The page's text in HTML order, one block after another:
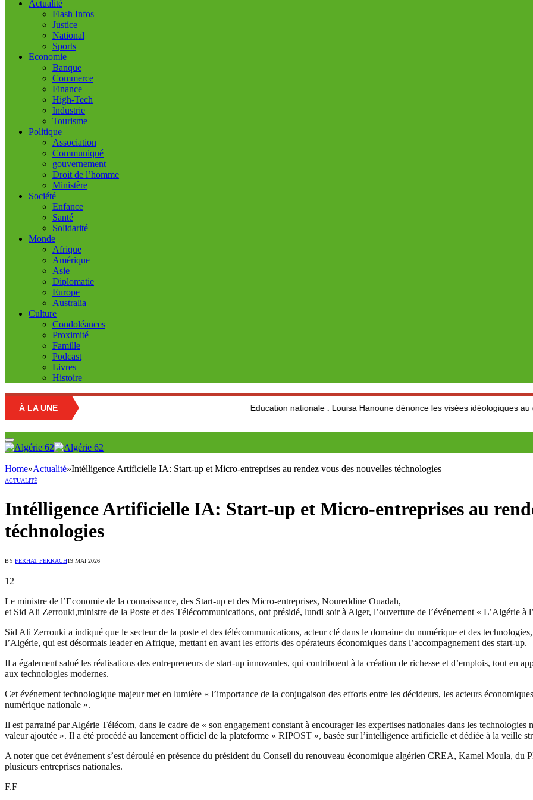
Actualité
Flash Infos
Justice
National
Sports
Economie
Banque
Commerce
Finance
High-Tech
Industrie
Tourisme
Politique
Association
Communiqué
gouvernement
Droit de l’homme
Ministère
Société
Enfance
Santé
Solidarité
Monde
Afrique
Amérique
Asie
Diplomatie
Europe
Australia
Culture
Condoléances
Proximité
Famille
Podcast
Livres
Histoire
À LA UNE Education nationale : Louisa Hanoune dénonce les visées idéologiques au dépend du
Home»Actualité»Intélligence Artificielle IA: Start-up et Micro-entreprises au rendez vous des nouvelles téchnologies
ACTUALITÉ
Intélligence Artificielle IA: Start-up et Micro-entreprises au
téchnologies
BY FERHAT FEKRACH19 MAI 2026
12
Le ministre de l’Economie de la connaissance, des Start-up et des Micro-entreprises, Noureddine Ouadah,
et Sid Ali Zerrouki,ministre de la Poste et des Télécommunications, ont présidé, lundi soir à Alger, l’ouverture de l’événement « L’Algérie à
Sid Ali Zerrouki a indiqué que le secteur de la poste et des télécommunications, acteur clé dans le domaine du numérique et des
l’Algérie, qui est désormais leader en Afrique, mettant en avant les efforts des opérateurs économiques dans l’accompagnement des start-up.
Il a également salué les réalisations des entrepreneurs de start-up innovantes, qui contribuent à la création de richesse et d’emplois, tout en
aux technologies modernes.
Cet événement technologique majeur met en lumière « l’importance de la conjugaison des efforts entre les décideurs, les acteurs
numérique nationale ».
Il est parrainé par Algérie Télécom, dans le cadre de « son engagement constant à encourager les expertises nationales dans les
valeur ajoutée ». Il a été procédé au lancement officiel de la plateforme « RIPOST », basée sur l’intelligence artificielle et dédiée à la veille
A noter que cet événement s’est déroulé en présence du président du Conseil du renouveau économique algérien CREA, Kamel Moula, du
plusieurs entreprises nationales.
F.F